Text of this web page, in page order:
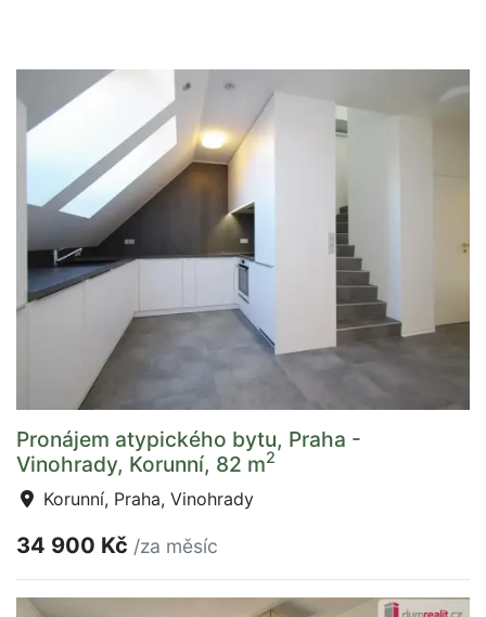
Pronájem atypického bytu, Praha -
Vinohrady, Korunní, 82 m2
Korunní, Praha, Vinohrady
34 900 Kč /za měsíc